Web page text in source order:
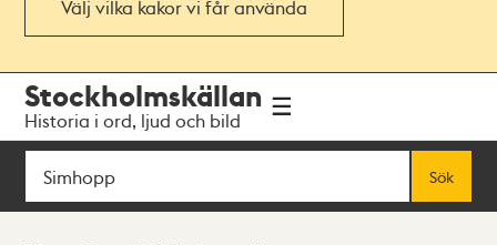
Välj vilka kakor vi får använda
navigationen
huvudinnehållet
Stockholmskällan
Historia i ord, ljud och bild
Sök
Sök